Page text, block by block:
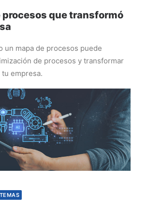
procesos que transformó
un mapa de procesos puede
de procesos y transformar
empresa.